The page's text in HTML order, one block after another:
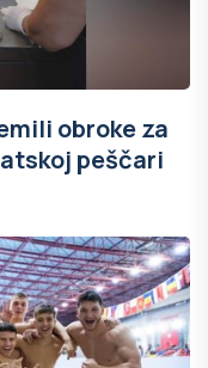
obroke za
peščari